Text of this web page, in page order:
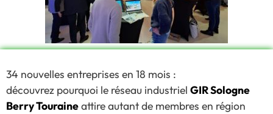
34 nouvelles entreprises en 18 mois :
découvrez pourquoi le réseau industriel GIR Sologne
Berry Touraineattire autant de membres en région